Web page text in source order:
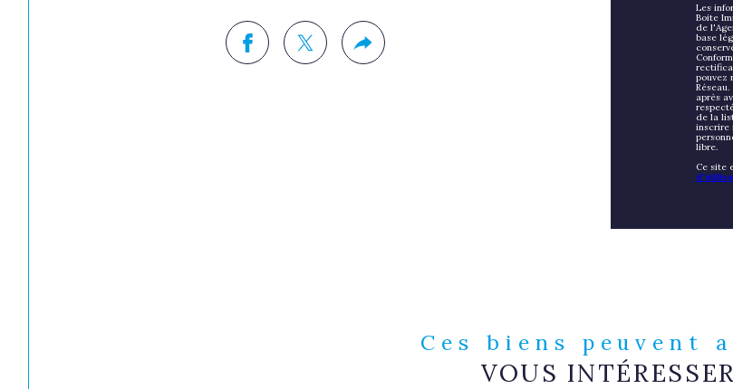
Les
Boite
de
base
pouvez
après
de la
inscrire
libre.
Ce site
Ces biens peuvent
VOUS INTÉRESSER